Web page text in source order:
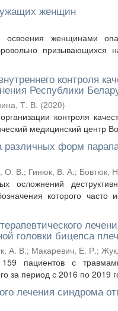
женщин
освоения женщинами
призывающихся
контроля
Республики
Т. В. (2020)
контроля
медицинский центр
форм
О. В.; Гинюк, В. А.; Бовтюк,
которого
головки бицепса
А. В.; Макаревич, Е. Р.;
159 пациентов с
за период с 2016 по
лечения синдрома